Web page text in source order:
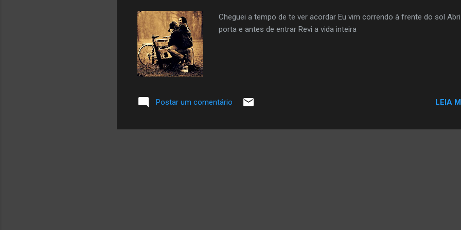
Cheguei a tempo de te ver acordar Eu vim correndo à frente do sol
porta e antes de entrar Revi a vida inteira
Postar um comentário LEIA